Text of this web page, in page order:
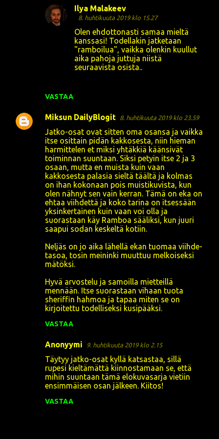
VASTAA
Ilya Malakeev
8. huhtikuuta 2019 klo 15.27
Olen ehdottonasti samaa mieltä
kanssasi! Todellakin jatketaan
"ramboilua", vaikka olenkin kuullut
aika pahoja juttuja niistä
seuraavista osista..
Miksun DailyBlogit 8. huhtikuuta 2019 klo 23.59
Jatko-osat ovat sitten oma osansa ja vaikka
itse osittain pidän kakkosesta, niin hieman
harmittelen et miksi yhtäkkiä käänsivät
toiminnan suuntaan. Siksi petyin itse 2 ja 3
osaan, mutta en muista kuin vaan
kakkosesta palasia sieltä täältä ja kolmas
on ihan kokonaan pois muistikuvista, kun
olen nähnyt sen vain kerran. Tämä on eka on
ehtaa viihdettä ja koko tarina on itsessään
yksinkertainen kuin vaan voi olla ja
suorastaan käy Ramboa sääliksi, kun juuri
saapui sodan keskeltä kotiin.
Neljäs on jo aika lähellä ekan tuomaa viihde-
tasoa, tosin meininki muuttuu melkoiseksi
mätöksi.
Hyvä arvostelu ja samoilla mietteillä
mennään. Itse suorastaan vihaan tuota
sheriffin hahmoa ja tapaa miten se on
kirjoitettu todelliseksi kusipääksi.
VASTAA
Anonyymi 9. huhtikuuta 2019 klo 2.15
Täytyy jatko-osat kyllä katsastaa, sillä
rupesi kieltämättä kiinnostamaan se, että
mihin suuntaan tämä elokuvasarja vietiin
ensimmäisen osan jälkeen. Kiitos!
VASTAA